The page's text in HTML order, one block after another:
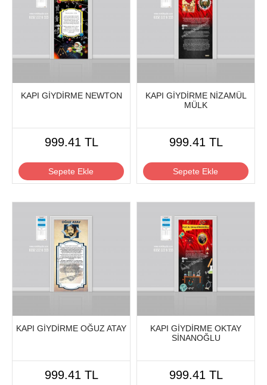
KAPI GİYDİRME NEWTON
999.41 TL
Sepete Ekle
KAPI GİYDİRME NİZAMÜL
MÜLK
999.41 TL
Sepete Ekle
KAPI GİYDİRME OĞUZ ATAY
999.41 TL
KAPI GİYDİRME OKTAY
SİNANOĞLU
999.41 TL